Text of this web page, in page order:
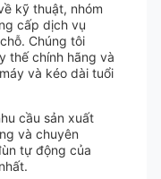
kỹ thuật, nhóm
cấp dịch vụ
Chúng tôi
thế chính hãng và
và kéo dài tuổi
cầu sản xuất
và chuyên
tự động của